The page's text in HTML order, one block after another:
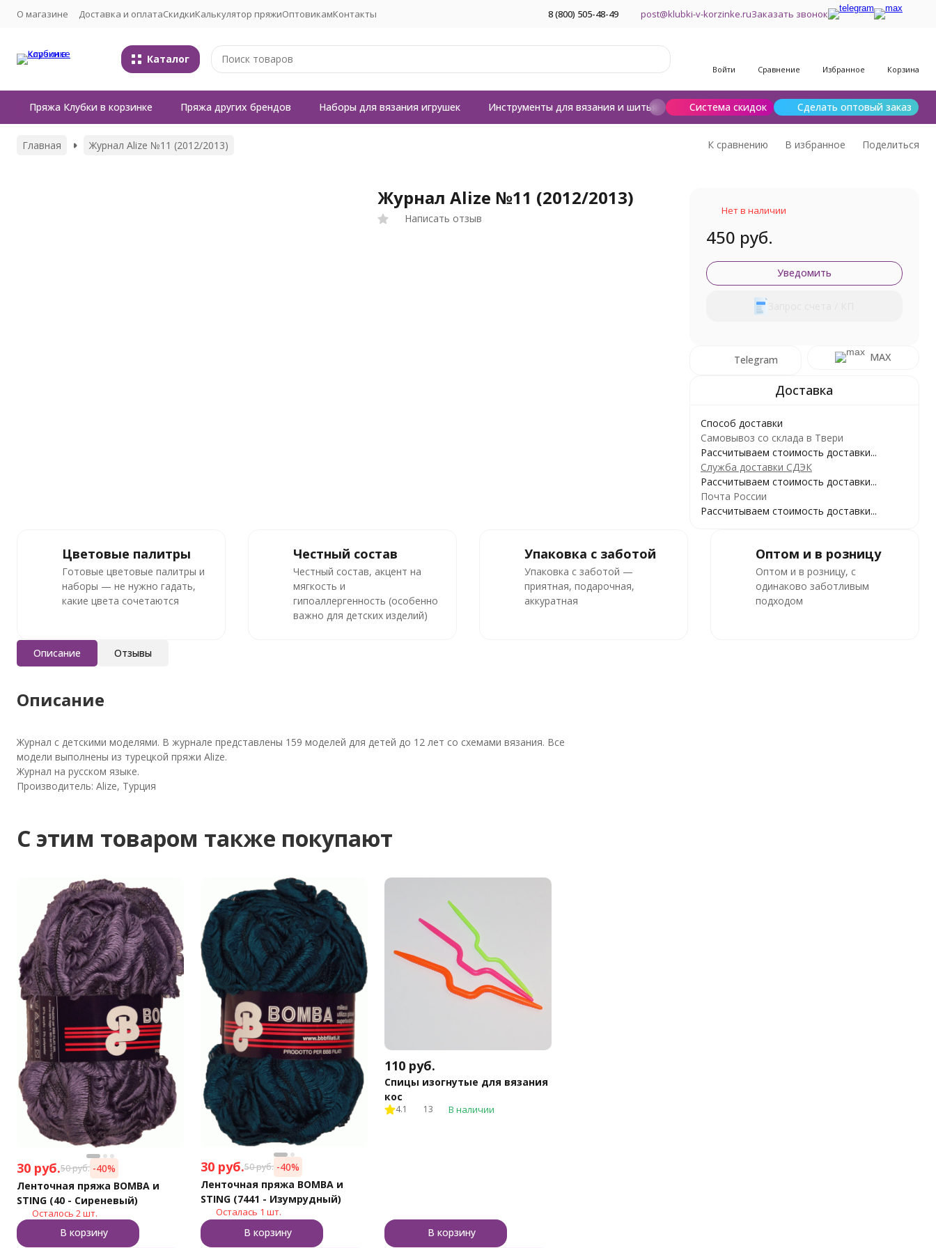
О магазине Доставка и оплатаСкидкиКалькулятор пряжиОптовикамКонтакты 8 (800) 505-48-49 post@klubki-v-korzinke.ruЗаказать звонок
Каталог
Войти Сравнение Избранное Корзина
Система скидок Сделать оптовый заказ
Пряжа Клубки в корзинке Пряжа других брендов Наборы для вязания игрушек Инструменты для вязания и шитья Шерсть для валяния
Главная Журнал Alize №11 (2012/2013) К сравнению В избранное Поделиться
Журнал Alize №11 (2012/2013)
Написать отзыв
Нет в наличии
450 руб.
Уведомить
Telegram MAX
Способ доставки
Самовывоз со склада в Твери
Рассчитываем стоимость доставки...
Служба доставки СДЭК
Рассчитываем стоимость доставки...
Почта России
Рассчитываем стоимость доставки...
Цветовые палитры
Готовые цветовые палитры и
наборы — не нужно гадать,
какие цвета сочетаются
Честный состав
Честный состав, акцент на
мягкость и
гипоаллергенность (особенно
важно для детских изделий)
Упаковка с заботой
Упаковка с заботой —
приятная, подарочная,
аккуратная
Оптом и в розницу
Оптом и в розницу, с
одинаково заботливым
подходом
Описание Отзывы
Описание
Журнал с детскими моделями. В журнале представлены 159 моделей для детей до 12 лет со схемами вязания. Все
модели выполнены из турецкой пряжи Alize.
Журнал на русском языке.
Производитель: Аlize, Турция
C этим товаром также покупают
30 руб.50руб. -40%
Ленточная пряжа BOMBA и
STING (40 - Сиреневый)
Осталось 2 шт.
В корзину
30 руб.50руб. -40%
Ленточная пряжа BOMBA и
STING (7441 - Изумрудный)
Осталась 1 шт.
В корзину
110 руб.
Спицы изогнутые для вязания
кос
4.1 13 В наличии
В корзину